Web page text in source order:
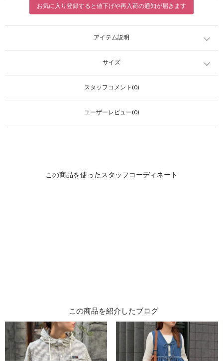
お気に入り登録すると値下げや再入荷の通知が届きます
アイテム説明
サイズ
スタッフコメント(0)
ユーザーレビュー(0)
この商品を紹介したブログ